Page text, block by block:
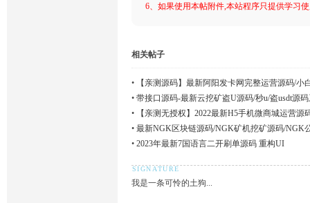
6、如果使用本帖附件,本站程序只提供学习
相关帖子
•
【亲测源码】最新阿阳发卡网完整运营源码/
频搭建教程
• 带接口源码-最新云挖矿盗U源码/秒u/盗usdt源
•
【亲测无授权】2022最新H5手机微商城运营
带视频搭建教程
• 最新NGK区块链源码/NGK矿机挖矿源码/NGK
• 2023年最新7国语言二开刷单源码 重构UI
我是一条可怜的土狗...